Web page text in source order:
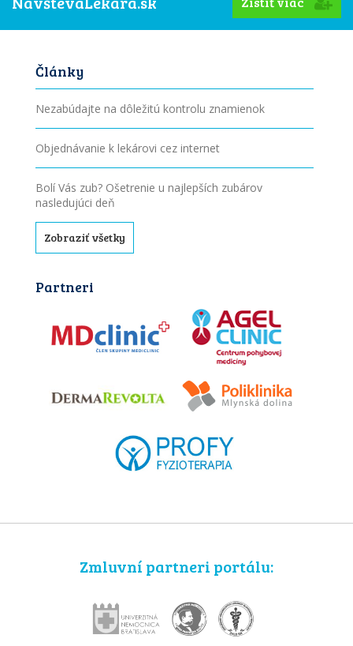
Články
Nezabúdajte na dôležitú kontrolu znamienok
Objednávanie k lekárovi cez internet
Bolí Vás zub? Ošetrenie u najlepších zubárov
nasledujúci deň
Zobraziť všetky
Partneri
Zmluvní partneri portálu: